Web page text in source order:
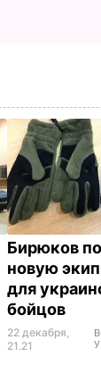
Бирюков
новую
для
бойцов
22 декабря,
21.21